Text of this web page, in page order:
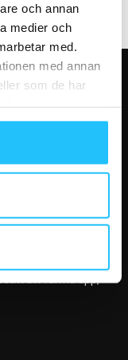
och annan
medier och
med.
med annan
som de har
går in i en ny